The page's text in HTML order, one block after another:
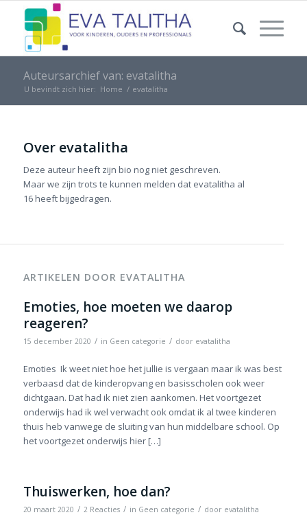
Auteursarchief van: evatalitha
U bevindt zich hier: Home / evatalitha
Over evatalitha
Deze auteur heeft zijn bio nog niet geschreven.
Maar we zijn trots te kunnen melden dat evatalitha al
16 heeft bijgedragen.
ARTIKELEN DOOR EVATALITHA
Emoties, hoe moeten we daarop
reageren?
15 december 2020 / in Geen categorie / door evatalitha
Emoties Ik weet niet hoe het jullie is vergaan maar ik was best
verbaasd dat de kinderopvang en basisscholen ook weer
dichtgaan. Dat had ik niet zien aankomen. Het voortgezet
onderwijs had ik wel verwacht ook omdat ik al twee kinderen
thuis heb vanwege de sluiting van hun middelbare school. Op
het voortgezet onderwijs hier […]
Thuiswerken, hoe dan?
20 maart 2020 / 2 Reacties / in Geen categorie / door evatalitha